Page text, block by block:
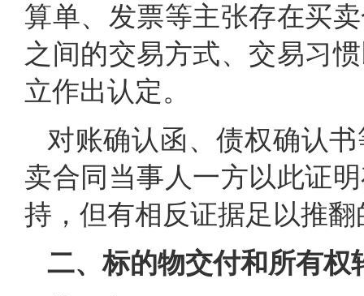
算单、发票等主张存在买
之间的交易方式、交易习
立作出认定。
对账确认函、债权确认
卖合同当事人一方以此证
持，但有相反证据足以推
二、标的物交付和所有权